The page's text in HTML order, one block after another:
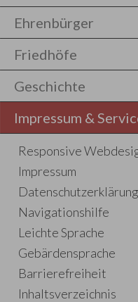
Ehrenbürger
Friedhöfe
Geschichte
Impressum &
Responsive
Impressum
Datenschutzerklärung
Navigationshilfe
Leichte Sprache
Gebärdensprache
Barrierefreiheit
Inhaltsverzeichnis